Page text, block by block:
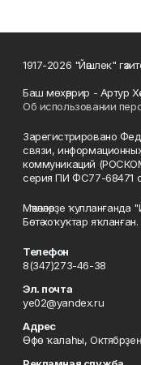
1917-2026 "Йәшлек"
Баш мөхәррир - Артур
Об использовании
Зарегистрировано
связи,
коммуникаций
серия ПИ ФС77-68471
Мәҡәләләрҙе
Бөтә хоҡуҡтар яҡланған.
Телефон
8(347)273-46-38
Эл. почта
ye02@yandex.ru
Адрес
Өфө ҡалаһы,